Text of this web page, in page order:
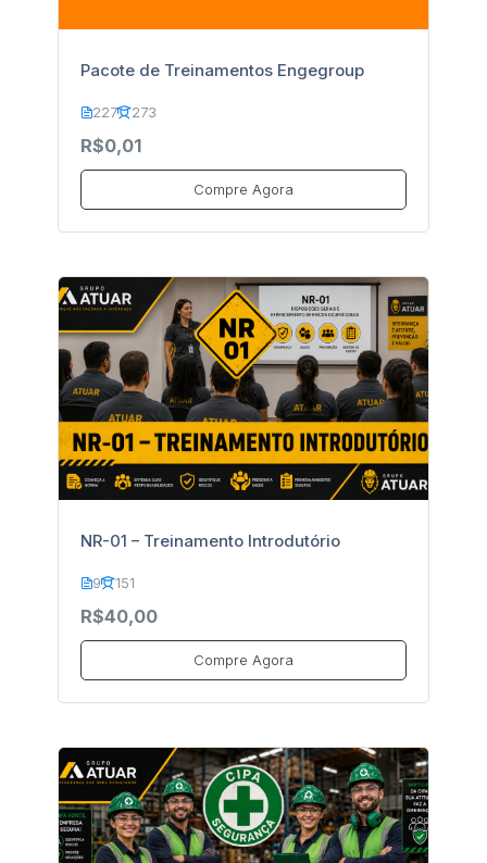
Pacote de Treinamentos Engegroup
227 273
R$0,01
Compre Agora
NR-01 – Treinamento Introdutório
9 151
R$40,00
Compre Agora